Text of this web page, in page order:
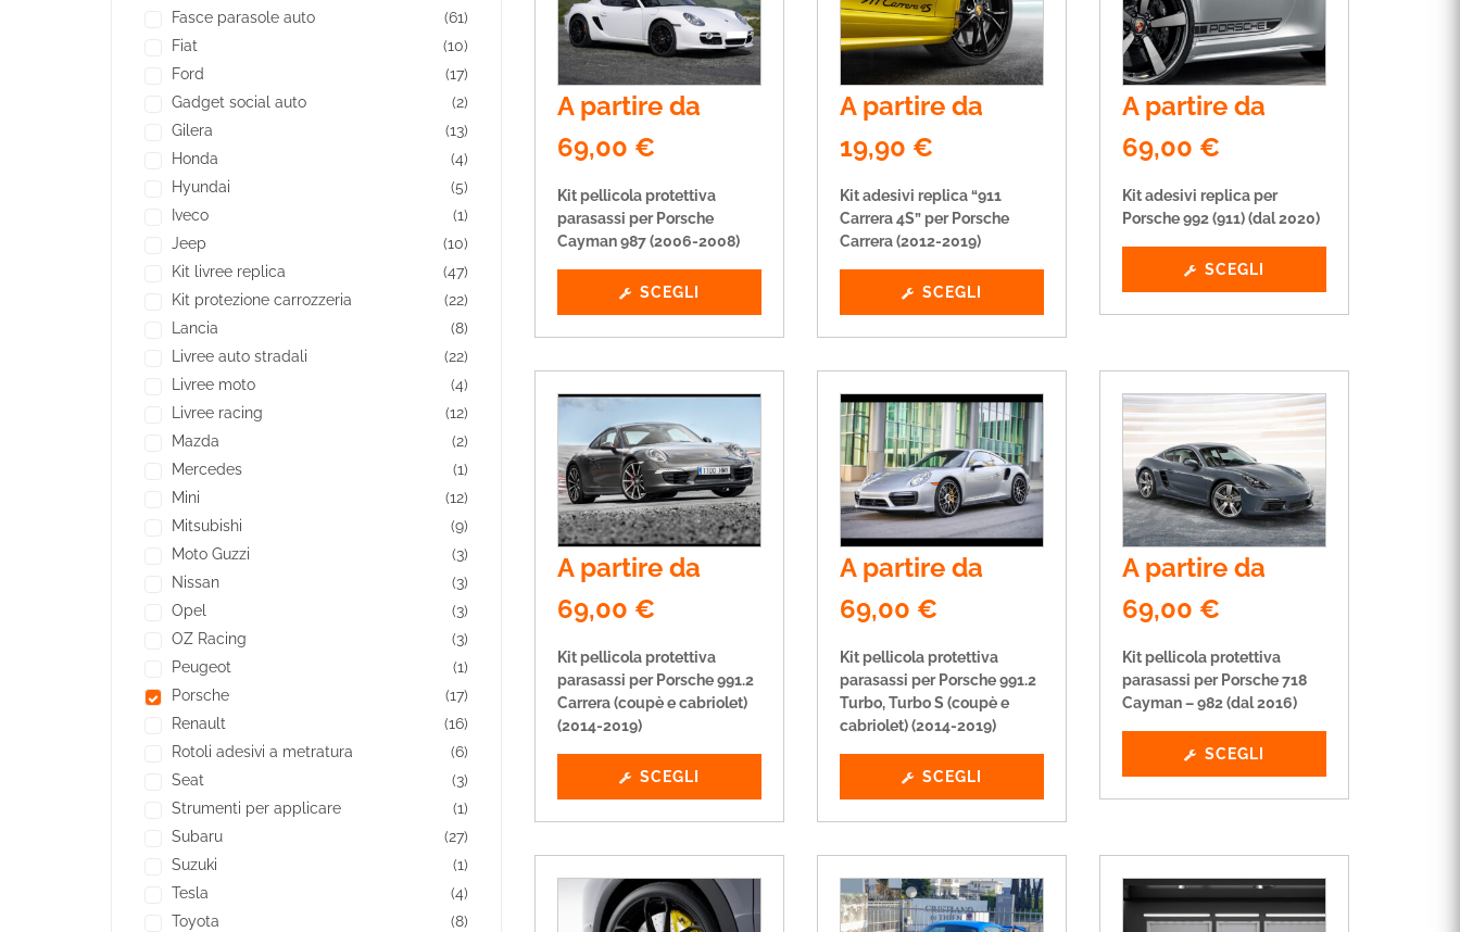
A partire da
69,00 €
Kit pellicola protettiva
parasassi per Porsche
Cayman 987 (2006-2008)
SCEGLI
A partire da
19,90 €
Kit adesivi replica “911
Carrera 4S” per Porsche
Carrera (2012-2019)
SCEGLI
A partire da
69,00 €
Kit adesivi replica per
Porsche 992 (911) (dal 2020)
SCEGLI
A partire da
69,00 €
Kit pellicola protettiva
parasassi per Porsche 991.2
Carrera (coupè e cabriolet)
(2014-2019)
SCEGLI
A partire da
69,00 €
Kit pellicola protettiva
parasassi per Porsche 991.2
Turbo, Turbo S (coupè e
cabriolet) (2014-2019)
SCEGLI
A partire da
69,00 €
Kit pellicola protettiva
parasassi per Porsche 718
Cayman – 982 (dal 2016)
SCEGLI
Fasce parasole auto
(61)
Fiat
(10)
Ford
(17)
Gadget social auto
(2)
Gilera
(13)
Honda
(4)
Hyundai
(5)
Iveco
(1)
Jeep
(10)
Kit livree replica
(47)
Kit protezione carrozzeria
(22)
Lancia
(8)
Livree auto stradali
(22)
Livree moto
(4)
Livree racing
(12)
Mazda
(2)
Mercedes
(1)
Mini
(12)
Mitsubishi
(9)
Moto Guzzi
(3)
Nissan
(3)
Opel
(3)
OZ Racing
(3)
Peugeot
(1)
Porsche
(17)
Renault
(16)
Rotoli adesivi a metratura
(6)
Seat
(3)
Strumenti per applicare
(1)
Subaru
(27)
Suzuki
(1)
Tesla
(4)
Toyota
(8)